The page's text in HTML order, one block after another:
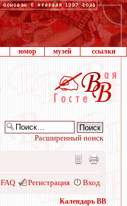
юмор музей ссылки
Расширенный поиск
FAQ Регистрация Вход
Календарь ВВ